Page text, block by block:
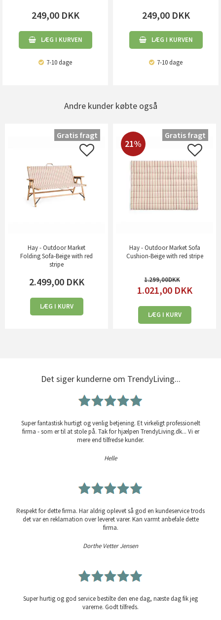
249,00 DKK
LÆG I KURVEN
7-10 dage
249,00 DKK
LÆG I KURVEN
7-10 dage
Andre kunder købte også
Hay - Outdoor Market
Folding Sofa-Beige with red
stripe
2.499,00 DKK
LÆG I KURV
Gratis fragt
21%
Hay - Outdoor Market Sofa
Cushion-Beige with red stripe
1.299,00
1.021,00 DKK
LÆG I KURV
Gratis fragt
Det siger kunderne om TrendyLiving...
Super fantastisk hurtigt og venlig betjening. Et virkeligt professionelt
firma - som er til at stole på. Tak for hjælpen TrendyLiving.dk... Vi er
mere end tilfredse kunder.
Helle
Respekt for dette firma. Har aldrig oplevet så god en kundeservice trods
det var en reklamation over leveret varer. Kan varmt anbefale dette
firma.
Dorthe Vetter Jensen
Super hurtig og god service bestilte den ene dag, næste dag fik jeg
varerne. Godt tilfreds.